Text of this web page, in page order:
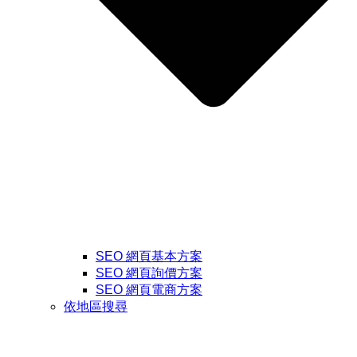
SEO 網頁基本方案
SEO 網頁詢價方案
SEO 網頁電商方案
依地區搜尋